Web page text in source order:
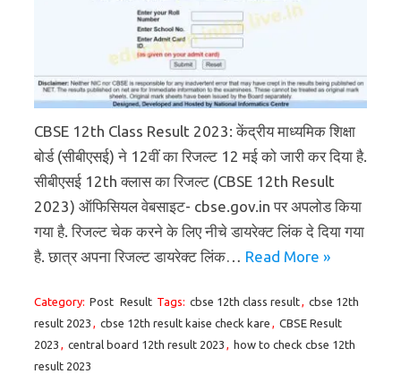
CBSE 12th Class Result 2023: केंद्रीय माध्यमिक शिक्षा
बोर्ड (सीबीएसई) ने 12वीं का रिजल्ट 12 मई को जारी कर दिया है.
सीबीएसई 12th क्लास का रिजल्ट (CBSE 12th Result
2023) ऑफिसियल वेबसाइट- cbse.gov.in पर अपलोड किया
गया है. रिजल्ट चेक करने के लिए नीचे डायरेक्ट लिंक दे दिया गया
है. छात्र अपना रिजल्ट डायरेक्ट लिंक… Read More »
Category: Post Result Tags: cbse 12th class result, cbse 12th
result 2023 , cbse 12th result kaise check kare , CBSE Result
2023 , central board 12th result 2023 , how to check cbse 12th
result 2023